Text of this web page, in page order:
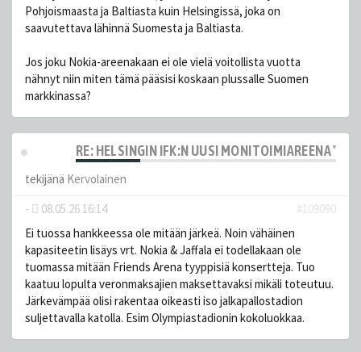
Pohjoismaasta ja Baltiasta kuin Helsingissä, joka on
saavutettava lähinnä Suomesta ja Baltiasta.
Jos joku Nokia-areenakaan ei ole vielä voitollista vuotta
nähnyt niin miten tämä pääsisi koskaan plussalle Suomen
markkinassa?
RE: HELSINGIN IFK:N UUSI MONITOIMIAREENA
tekijänä Kervolainen
-
08.05.26 16:14
#109090
Ei tuossa hankkeessa ole mitään järkeä. Noin vähäinen
kapasiteetin lisäys vrt. Nokia & Jaffala ei todellakaan ole
tuomassa mitään Friends Arena tyyppisiä konsertteja. Tuo
kaatuu lopulta veronmaksajien maksettavaksi mikäli toteutuu.
Järkevämpää olisi rakentaa oikeasti iso jalkapallostadion
suljettavalla katolla. Esim Olympiastadionin kokoluokkaa.